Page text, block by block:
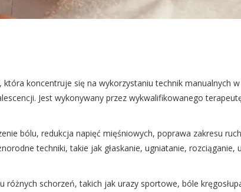
koncentruje się na wykorzystaniu technik manualnych
Jest wykonywany przez wykwalifikowanego
bólu, redukcja napięć mięśniowych, poprawa zakresu
techniki, takie jak głaskanie, ugniatanie,
różnych schorzeń, takich jak urazy sportowe, bóle